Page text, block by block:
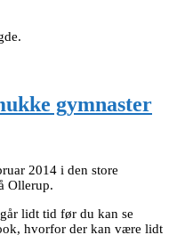
gymnaster
2014 i den store
Ollerup.
lidt tid før du kan se
hvorfor der kan være lidt